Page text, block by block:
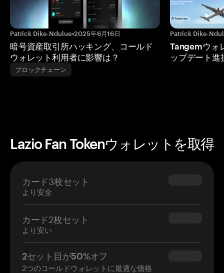
Patrick Dike-Ndulue•2025年6月16日
暗号資産取引所ハッキング、コールド
ウォレット利用者に影響は？
ブロックチェーン
Patrick Dike-
Tangemウォ
ップデート進
Lazio Fan Tokenウォレットを取得
カード3枚セット
より安全
$69.90
カード2枚セット
より安い
$54.90
2セット目が50%オフ
2つのコールドウォレットに最適な価格
$34.95